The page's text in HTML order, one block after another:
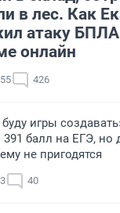
в лес. Как
атаку
онлайн
426
игры
391 балл на ЕГЭ, но
не пригодятся
40